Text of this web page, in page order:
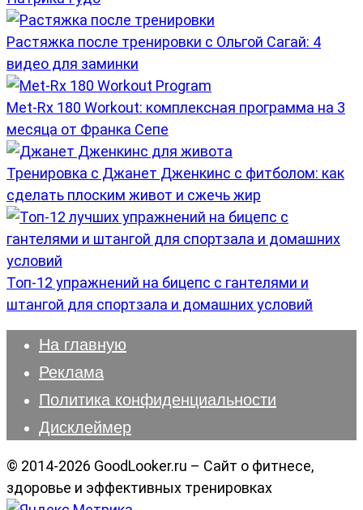
Растяжка после тренировки с Ольгой Сагай: 4
видео для заминки
Met-Rx 180 Workout: комплексная программа на 3
месяца от Франка Сепе
Тренировка с Джанет Дженкинс с фитболом: как
сделать плоским живот и сжечь жир
Топ-12 упражнений на бицепс с гантелями и
штангой для спортзала и домашних условий
На главную
Реклама
Политика конфиденциальности
Дисклеймер
© 2014-2026 GoodLooker.ru – Сайт о фитнесе,
здоровье и эффективных тренировках